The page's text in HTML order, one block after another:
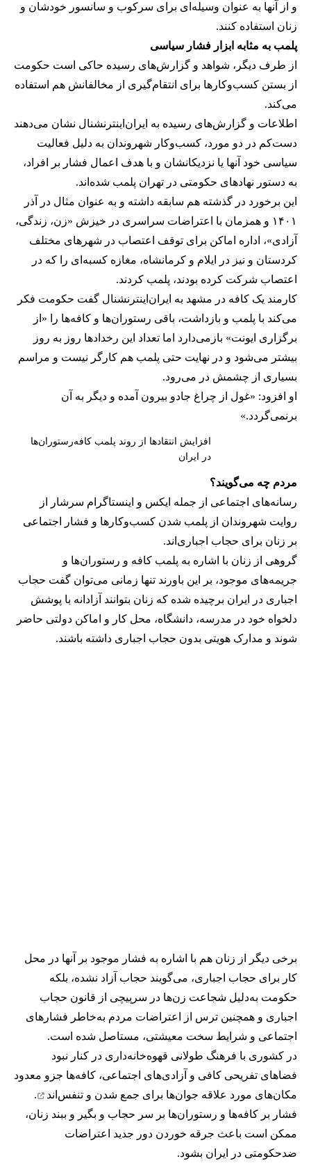
و از آنها به عنوان وسیله‌ای برای سرکوب و سانسور خودشان و
زنان استفاده کنند.
پلمب به مثابه ابزار فشار سیاسی
از طرف دیگر، شواهد و گزارش‌های رسیده حاکی است حکومت
از بستن کسب‌وکارها برای انتقام‌گیری از مخالفانش هم استفاده
می‌کند.
اطلاعات و گزارش‌های رسیده به ایران‌اینترنشنال نشان می‌دهند
دست‌کم در دو مورد، کسب‌وکار شهروندان به دلیل فعالیت
سیاسی خود آنها یا نزدیکانشان و با هدف اعمال فشار بر افراد،
به دستور نهادهای حکومتی در تهران پلمب شده‌اند.
این برخورد در گذشته هم سابقه داشته و به عنوان مثال در آذر
۱۴۰۱ و همزمان با اعتراضات سراسری در خیزش «زن، زندگی،
آزادی»، اداره اماکن برای توقف اعتصاب در شهرهای مختلف
کردستان و نیز در ایلام و کرمانشاه، مغازه کسبه‌ای را که در
اعتصاب شرکت کرده بودند، پلمب کردند.
کارمند یک کافه در مشهد به ایران‌اینترنشنال گفت حکومت فکر
می‌کند با پلمب و بازداشت، باقی رستوران‌ها و کافه‌ها را «از
برگزاری ایونت» بازمی‌دارد اما تعداد این رخدادها روز به روز
بیشتر می‌شود و در نهایت حتی پلمب هم کارگر نیست و مراسم
بسیاری از چشمش در می‌رود.
او افزود: «غول از چراغ جادو بیرون آمده و دیگر به آن
برنمی‎‌گردد.»
افزایش انتقادها از روند پلمب کافه‌رستوران‌ها
در ایران
مردم چه می‌گویند؟
رسانه‎‌های اجتماعی از جمله ایکس و اینستاگرام سرشار از
روایت شهروندان از پلمب شدن کسب‌وکارها و فشار اجتماعی
بر زنان برای حجاب اجباری‌اند.
گروهی از زنان با اشاره به پلمب کافه و رستوران‌ها و
جریمه‌های موجود، بر این باورند تنها زمانی می‌توان گفت حجاب
اجباری در ایران برچیده شده که زنان بتوانند آزادانه با پوشش
دلخواه خود در مدرسه، دانشگاه، محل کار و اماکن دولتی حاضر
شوند و مدارک هویتی بدون حجاب اجباری داشته باشند.
برخی دیگر از زنان هم با اشاره به فشار موجود بر آنها در محل
کار برای حجاب اجباری، می‌گویند حجاب آزاد نشده، بلکه
حکومت به‌دلیل شجاعت زن‌ها در سرپیچی از قانون حجاب
اجباری و همچنین ترس از اعتراضات مردم به‌خاطر فشارهای
اجتماعی و شرایط سخت معیشتی، مستاصل شده است.
در کشوری با فرهنگ طولانی قهوه‌‌خانه‌داری در کنار نبود
فضاهای تفریحی کافی و آزادی‌های اجتماعی، کافه‌ها جزو معدود
مکان‌های مورد علاقه جوان‌ها برای جمع شدن و تنفس‌اند
.
فشار بر کافه‌ها و رستوران‌ها بر سر حجاب و بگیر و ببند زنان،
ممکن است باعث جرقه خوردن دور جدید اعتراضات
ضدحکومتی در ایران بشود.